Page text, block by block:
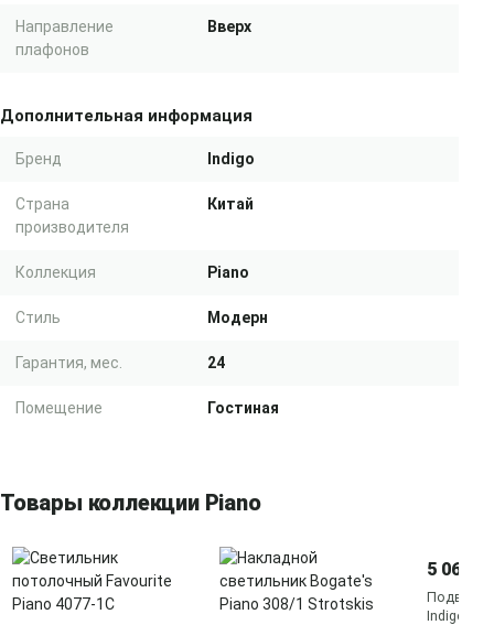
Направление
плафонов
Вверх
Дополнительная информация
Бренд Indigo
Страна
производителя
Китай
Коллекция Piano
Стиль Модерн
Гарантия, мес. 24
Помещение Гостиная
Товары коллекции Piano
5 067 ₽
Indigo